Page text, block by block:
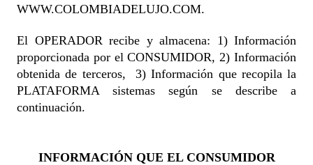
WWW.COLOMBIADELUJO.COM.
El OPERADOR recibe y almacena: 1) Información
proporcionada por el CONSUMIDOR, 2) Información
obtenida de terceros, 3) Información que recopila la
PLATAFORMA sistemas según se describe a
continuación.
INFORMACIÓN QUE EL CONSUMIDOR